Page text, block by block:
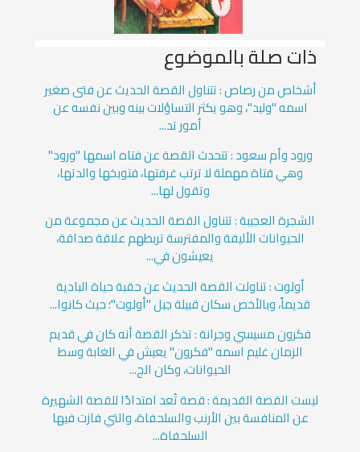
ذات صلة بالموضوع
أشخاص من رصاص : تتناول القصة الحديث عن فتى صغير
اسمه "وليد"، وهو يكثر التساؤلات بينه وبين نفسه عن
أمور تد...
ورود وأم سعود : تتحدث القصة عن فتاه اسمها "ورود"
وهي فتاة مهملة لا ترتب غرفتها، فتوبخها والدتها،
وتقول لها...
الشجرة العجيبة : تتناول القصة الحديث عن مجموعة من
الحيوانات الأليفة والمفترسة تربطهم علاقة صداقة،
يعيشون في...
أولوت : تناولت القصة الحديث عن حقبة حياة البادية
قديماً، وبالأخص سكان قبيلة جبل "أولوت"؛ حيث كانوا...
فكرون مسيسي وجرانة : تذكر القصة أنه كان في قديم
الزمان غليم اسمه "فكرون" يعيش في الغابة وسط
الحيوانات، وكان الج...
ليست القصة القديمة : قصة تُعد امتدادًا للقصة الشهيرة
عن المنافسة بين الأرنب والسلحفاة، والتي فازت فيها
السلحفاة...